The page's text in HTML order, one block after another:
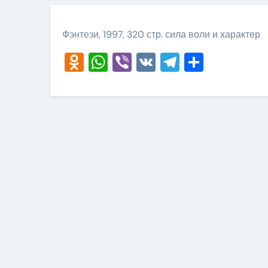
Фэнтези, 1997, 320 стр. сила воли и характер
Odnoklassniki
WhatsApp
Viber
VKTelegram